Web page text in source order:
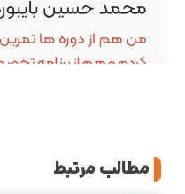
مطالب مرتبط